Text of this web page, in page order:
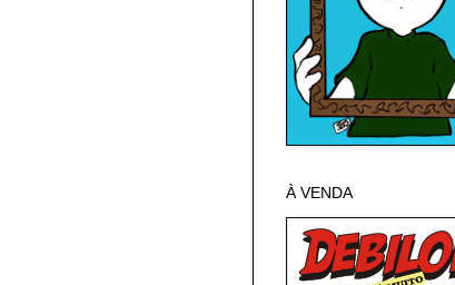
À VENDA